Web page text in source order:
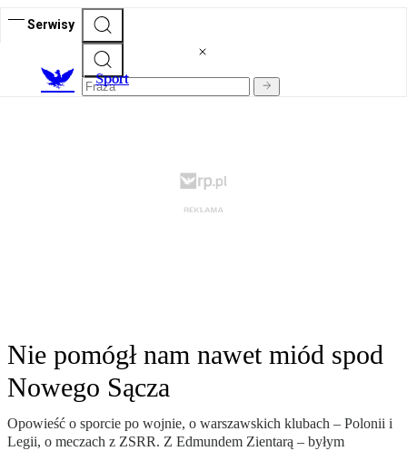
Serwisy
Sport
Nie pomógł nam nawet miód spod
Nowego Sącza
Opowieść o sporcie po wojnie, o warszawskich klubach – Polonii i
Legii, o meczach z ZSRR. Z Edmundem Zientarą – byłym